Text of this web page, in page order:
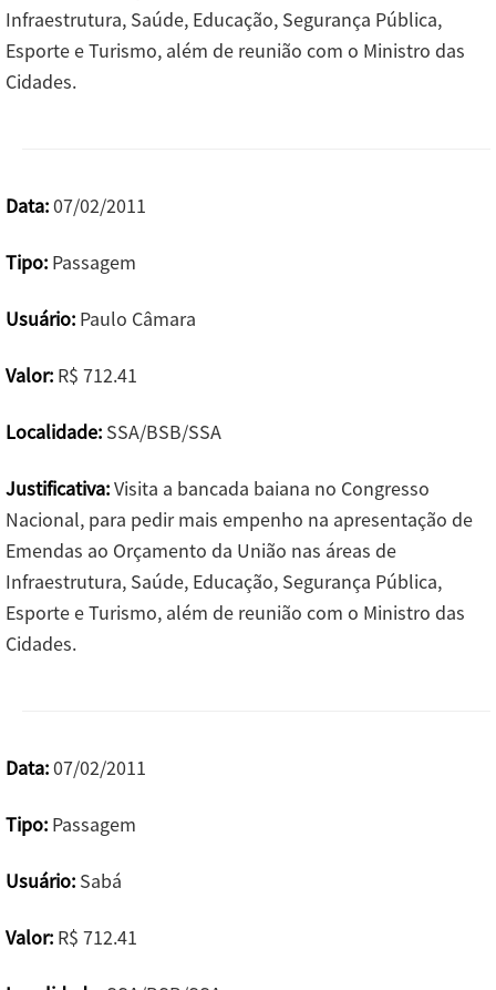
Infraestrutura, Saúde, Educação, Segurança Pública,
Esporte e Turismo, além de reunião com o Ministro das
Cidades.
Data:07/02/2011
Tipo: Passagem
Usuário: Paulo Câmara
Valor: R$ 712.41
Localidade: SSA/BSB/SSA
Justificativa:Visita a bancada baiana no Congresso
Nacional, para pedir mais empenho na apresentação de
Emendas ao Orçamento da União nas áreas de
Infraestrutura, Saúde, Educação, Segurança Pública,
Esporte e Turismo, além de reunião com o Ministro das
Cidades.
Data:07/02/2011
Tipo: Passagem
Usuário: Sabá
Valor: R$ 712.41